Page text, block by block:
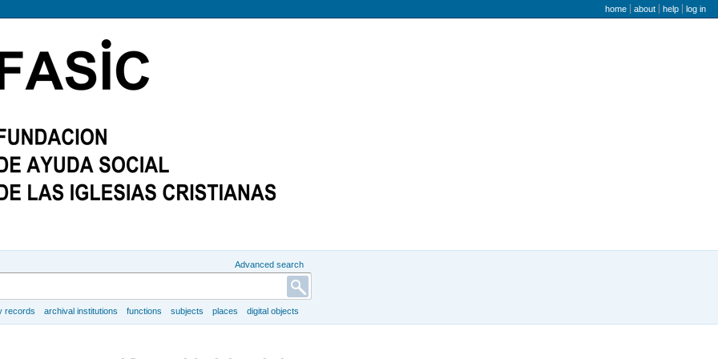
user menu
home about help log in
Advanced search
records archival institutions functions subjects places digital objects